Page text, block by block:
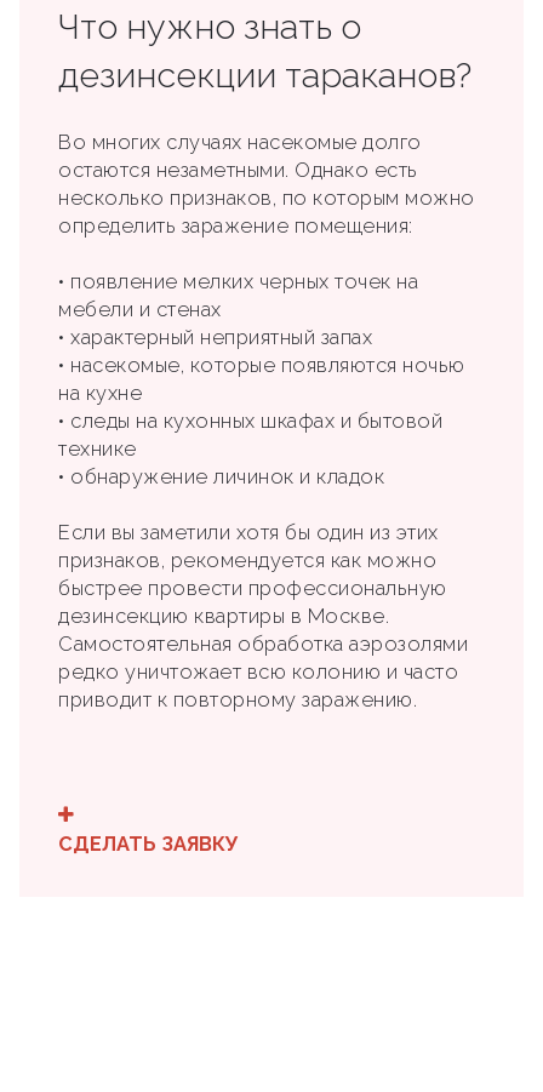
Что нужно знать о
дезинсекции тараканов?
Во многих случаях насекомые долго
остаются незаметными. Однако есть
несколько признаков, по которым можно
определить заражение помещения:
• появление мелких черных точек на
мебели и стенах
• характерный неприятный запах
• насекомые, которые появляются ночью
на кухне
• следы на кухонных шкафах и бытовой
технике
• обнаружение личинок и кладок
Если вы заметили хотя бы один из этих
признаков, рекомендуется как можно
быстрее провести профессиональную
дезинсекцию квартиры в Москве.
Самостоятельная обработка аэрозолями
редко уничтожает всю колонию и часто
приводит к повторному заражению.
СДЕЛАТЬ ЗАЯВКУ